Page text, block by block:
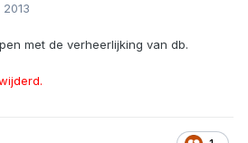
2013
met de verheerlijking van db.